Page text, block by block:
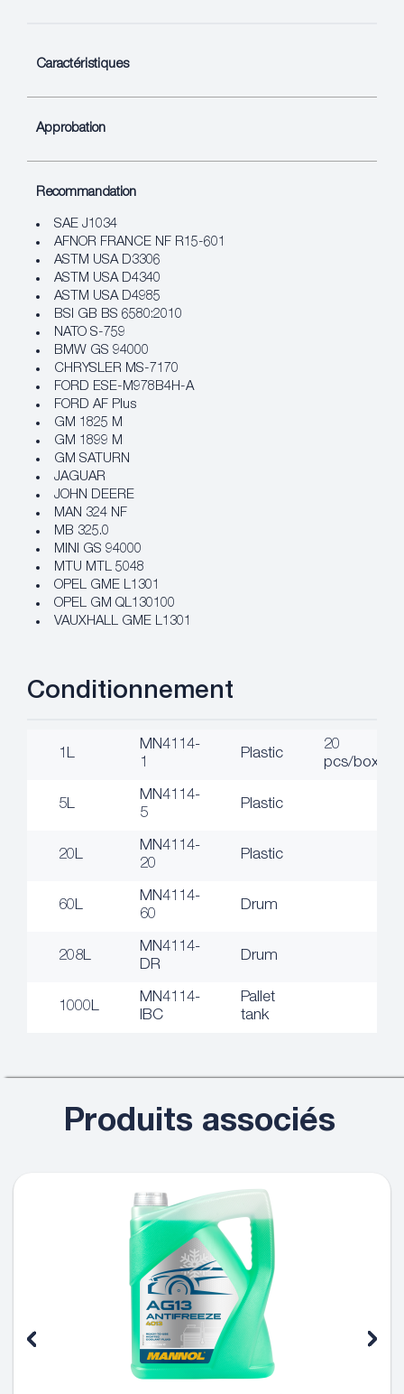
Caractéristiques
Approbation
Recommandation
SAE J1034
AFNOR FRANCE NF R15-601
ASTM USA D3306
ASTM USA D4340
ASTM USA D4985
BSI GB BS 6580:2010
NATO S-759
BMW GS 94000
CHRYSLER MS-7170
FORD ESE-M978B4H-A
FORD AF Plus
GM 1825 M
GM 1899 M
GM SATURN
JAGUAR
JOHN DEERE
MAN 324 NF
MB 325.0
MINI GS 94000
MTU MTL 5048
OPEL GME L1301
OPEL GM QL130100
VAUXHALL GME L1301
Conditionnement
1L
MN4114-
1
Plastic
20
pcs/box
5L
MN4114-
5
Plastic
20L
MN4114-
20
Plastic
60L
MN4114-
60
Drum
208L
MN4114-
DR
Drum
1000L
MN4114-
IBC
Pallet
tank
Produits associés